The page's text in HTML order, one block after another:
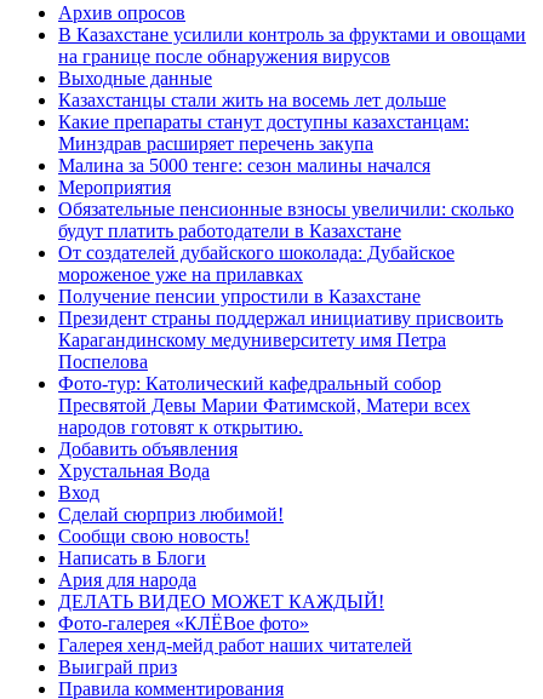
Архив опросов
В Казахстане усилили контроль за фруктами и овощами
на границе после обнаружения вирусов
Выходные данные
Казахстанцы стали жить на восемь лет дольше
Какие препараты станут доступны казахстанцам:
Минздрав расширяет перечень закупа
Малина за 5000 тенге: сезон малины начался
Мероприятия
Обязательные пенсионные взносы увеличили: сколько
будут платить работодатели в Казахстане
От создателей дубайского шоколада: Дубайское
мороженое уже на прилавках
Получение пенсии упростили в Казахстане
Президент страны поддержал инициативу присвоить
Карагандинскому медуниверситету имя Петра
Поспелова
Фото-тур: Католический кафедральный собор
Пресвятой Девы Марии Фатимской, Матери всех
народов готовят к открытию.
Добавить объявления
Хрустальная Вода
Вход
Сделай сюрприз любимой!
Сообщи свою новость!
Написать в Блоги
Ария для народа
ДЕЛАТЬ ВИДЕО МОЖЕТ КАЖДЫЙ!
Фото-галерея «КЛЁВое фото»
Галерея хенд-мейд работ наших читателей
Выиграй приз
Правила комментирования